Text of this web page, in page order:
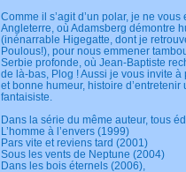
Comme il s’agit d’un polar, je ne
Angleterre, où Adamsberg démontre
(inénarrable Higegatte, dont je
Poulous!), pour nous emmener
Serbie profonde, où Jean-Baptiste
de là-bas, Plog ! Aussi je vous invite
et bonne humeur, histoire
fantaisiste.
Dans la série du même auteur, tous
L’homme à l’envers (1999)
Pars vite et reviens tard (2001)
Sous les vents de Neptune (2004)
Dans les bois éternels (2006),